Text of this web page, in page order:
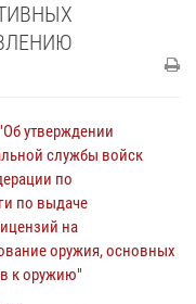
утверждении
службы войск
по
по выдаче
на
оружия, основных
к оружию"